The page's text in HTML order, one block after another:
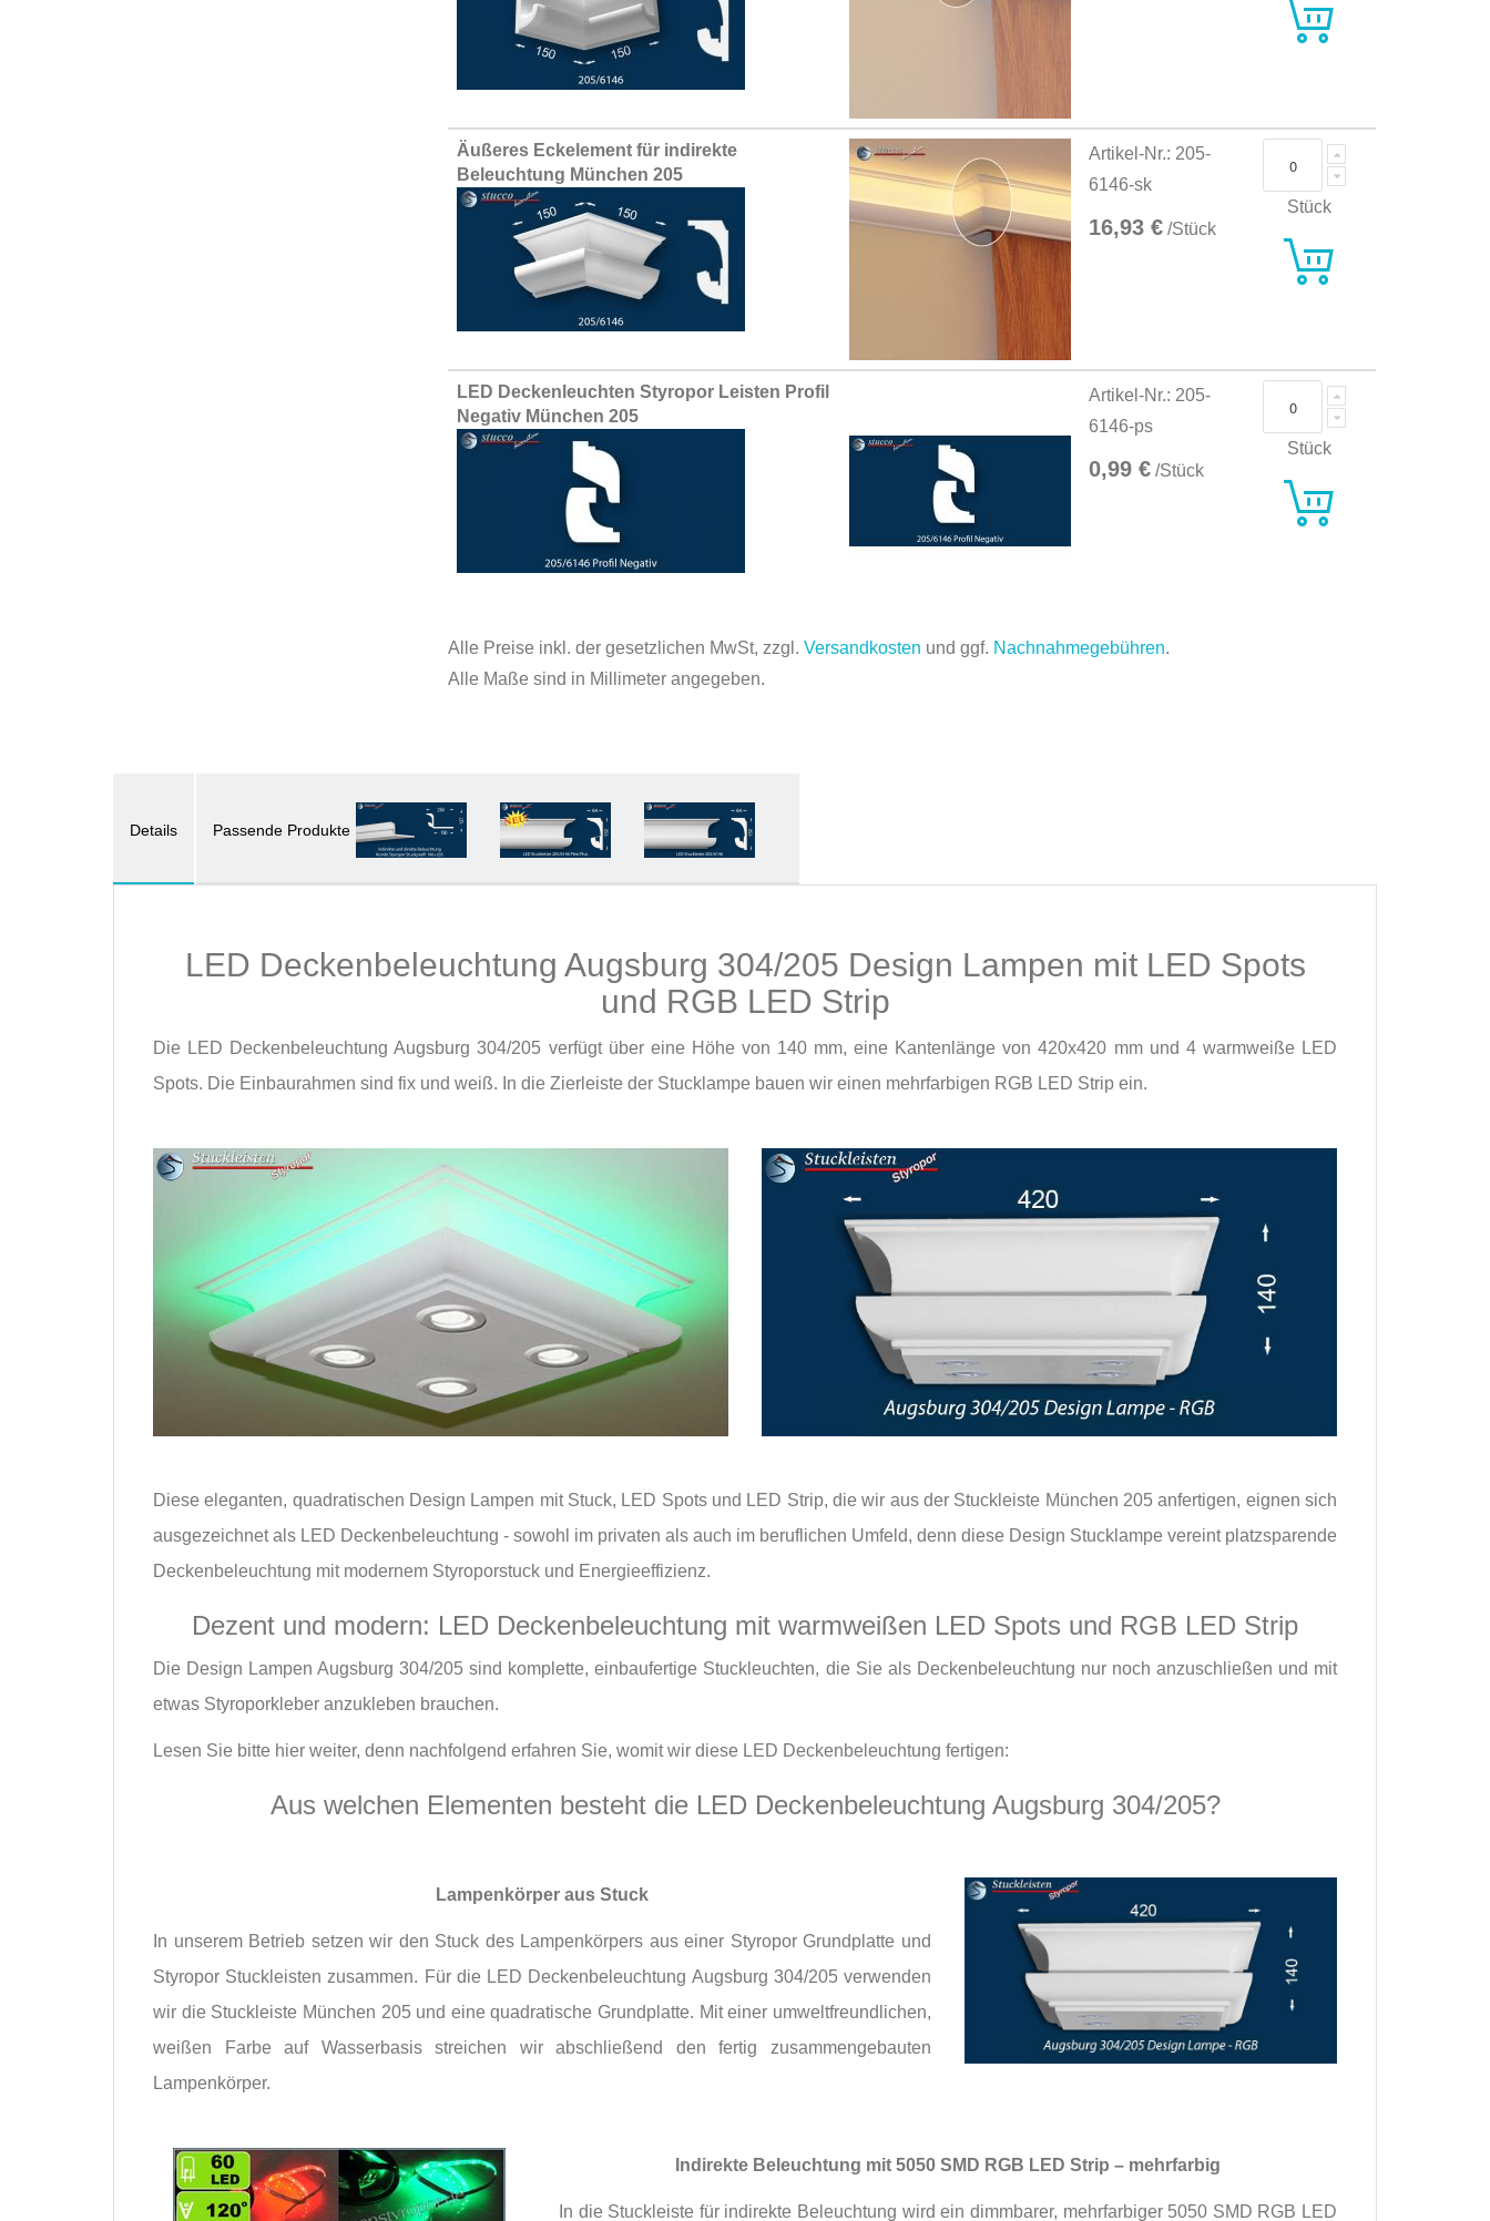
Äußeres Eckelement für indirekte
Beleuchtung München 205
Artikel-Nr.: 205-
6146-sk
16,93 € /Stück
Stück
LED Deckenleuchten Styropor Leisten Profil
Negativ München 205
Artikel-Nr.: 205-
6146-ps
0,99 € /Stück
Stück
Alle Preise inkl. der gesetzlichen MwSt, zzgl.Versandkosten und ggf. Nachnahmegebühren.
Alle Maße sind in Millimeter angegeben.
Details
LED Deckenbeleuchtung Augsburg 304/205 Design Lampen mit LED Spots
und RGB LED Strip
Die LED Deckenbeleuchtung Augsburg 304/205 verfügt über eine Höhe von 140 mm, eine Kantenlänge von 420x420 mm und 4 warmweiße LED
Spots. Die Einbaurahmen sind fix und weiß. In die Zierleiste der Stucklampe bauen wir einen mehrfarbigen RGB LED Strip ein.
Diese eleganten, quadratischen Design Lampen mit Stuck, LED Spots und LED Strip, die wir aus der Stuckleiste München 205 anfertigen, eignen sich
ausgezeichnet als LED Deckenbeleuchtung - sowohl im privaten als auch im beruflichen Umfeld, denn diese Design Stucklampe vereint platzsparende
Deckenbeleuchtung mit modernem Styroporstuck und Energieeffizienz.
Dezent und modern: LED Deckenbeleuchtung mit warmweißen LED Spots und RGB LED Strip
Die Design Lampen Augsburg 304/205 sind komplette, einbaufertige Stuckleuchten, die Sie als Deckenbeleuchtung nur noch anzuschließen und mit
etwas Styroporkleber anzukleben brauchen.
Lesen Sie bitte hier weiter, denn nachfolgend erfahren Sie, womit wir diese LED Deckenbeleuchtung fertigen:
Aus welchen Elementen besteht die LED Deckenbeleuchtung Augsburg 304/205?
Lampenkörper aus Stuck
In unserem Betrieb setzen wir den Stuck des Lampenkörpers aus einer Styropor Grundplatte und
Styropor Stuckleisten zusammen. Für die LED Deckenbeleuchtung Augsburg 304/205 verwenden
wir die Stuckleiste München 205 und eine quadratische Grundplatte. Mit einer umweltfreundlichen,
weißen Farbe auf Wasserbasis streichen wir abschließend den fertig zusammengebauten
Lampenkörper.
Indirekte Beleuchtung mit 5050 SMD RGB LED Strip – mehrfarbig
In die Stuckleiste für indirekte Beleuchtung wird ein dimmbarer, mehrfarbiger 5050 SMD RGB LED
Passende Produkte